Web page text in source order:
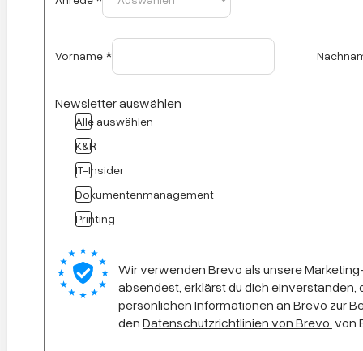
Vorname*
Newsletter auswählen
Alle auswählen
K&R
IT-Insider
Dokumentenmanagement
Printing
Wir verwenden Brevo als unsere
absendest, erklärst du dich einverstanden,
persönlichen Informationen an Brevo zur
den Datenschutzrichtlinien von Brevo. von